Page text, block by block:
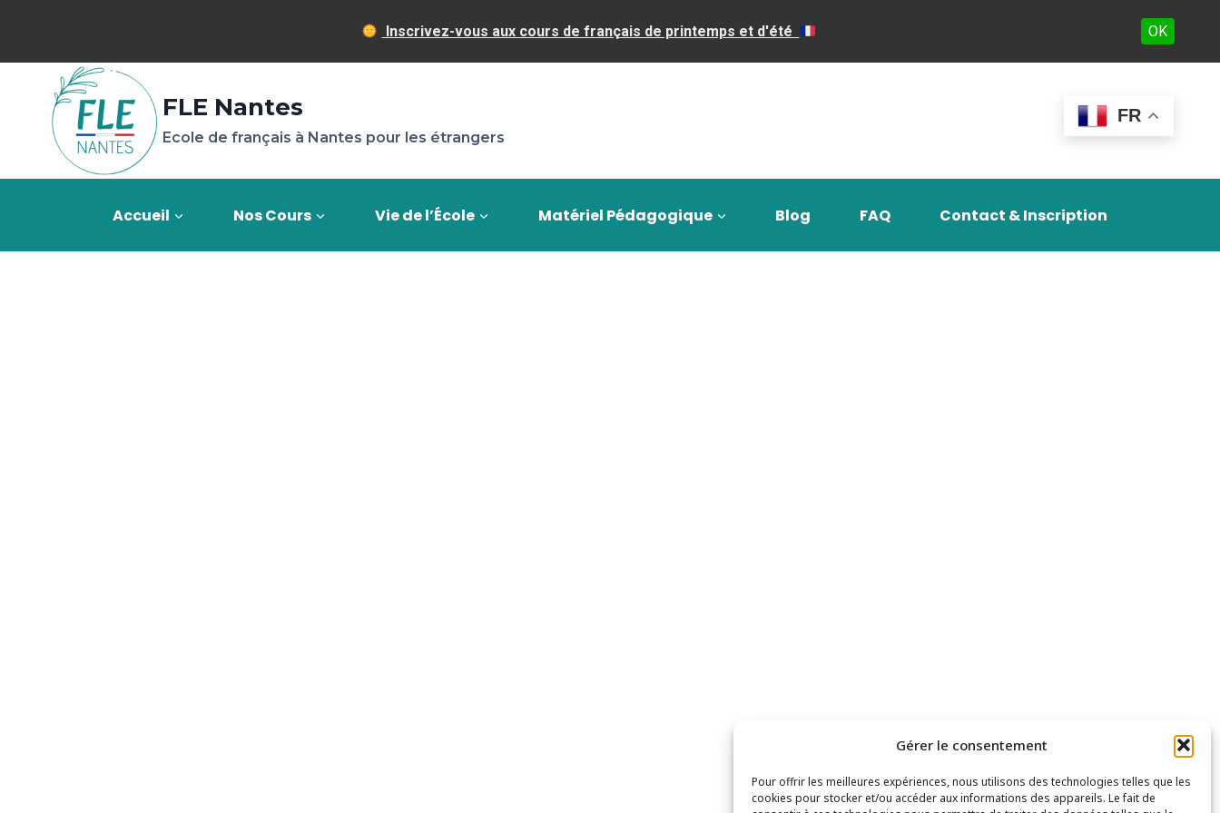
Gérer le consentement
Pour offrir les meilleures expériences, nous utilisons des technologies telles que les
cookies pour stocker et/ou accéder aux informations des appareils. Le fait de
contenu
FLE Nantes
Ecole de français à Nantes pour les étrangers
FR
Accueil Nos Cours Vie de l’École Matériel Pédagogique Blog FAQ Contact & Inscription
Inscrivez-vous aux cours de français de printemps et d'été OK